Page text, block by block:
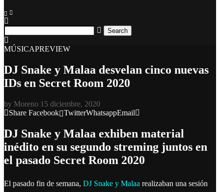
Search
MÚSICAPREVIEW
DJ Snake y Malaa desvelan cinco nuevas
IDs en Secret Room 2020
by Moreno 15 diciembre, 2020
Share Facebook TwitterWhatsappEmail
DJ Snake y Malaa exhiben material
inédito en su segundo streming juntos en
el pasado Secret Room 2020
El pasado fin de semana, DJ Snake y Malaa realizaban una sesión